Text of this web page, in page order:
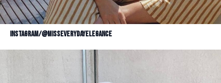
Instagram/@misseverydayelegance